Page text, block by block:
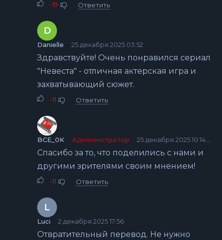
-19 Ответить
D
Danielle 25 декабря 2025 03:52
Здравствуйте! Очень понравился сериал
"Невеста" - отличная актерская игра и
захватывающий сюжет.
-11 Ответить
BCE_0K Администратор 25 декабря 2025 10:14
Спасибо за то, что поделились с нами и
другими зрителями своим мнением!
-11 Ответить
L
Luci 2 декабря 2025 17:56
Отвратительный перевод. Не нужно